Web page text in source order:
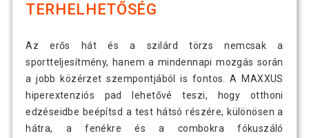
TERHELHETŐSÉG
Az erős hát és a szilárd törzs nemcsak a
sportteljesítmény, hanem a mindennapi mozgás során
a jobb közérzet szempontjából is fontos. A MAXXUS
hiperextenziós pad lehetővé teszi, hogy otthoni
edzéseidbe beépítsd a test hátsó részére, különösen a
hátra, a fenékre és a combokra fókuszáló